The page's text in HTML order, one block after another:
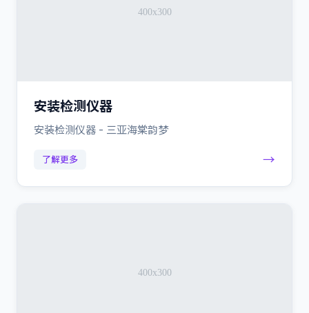
安装检测仪器
安装检测仪器 - 三亚海棠韵梦
了解更多 →